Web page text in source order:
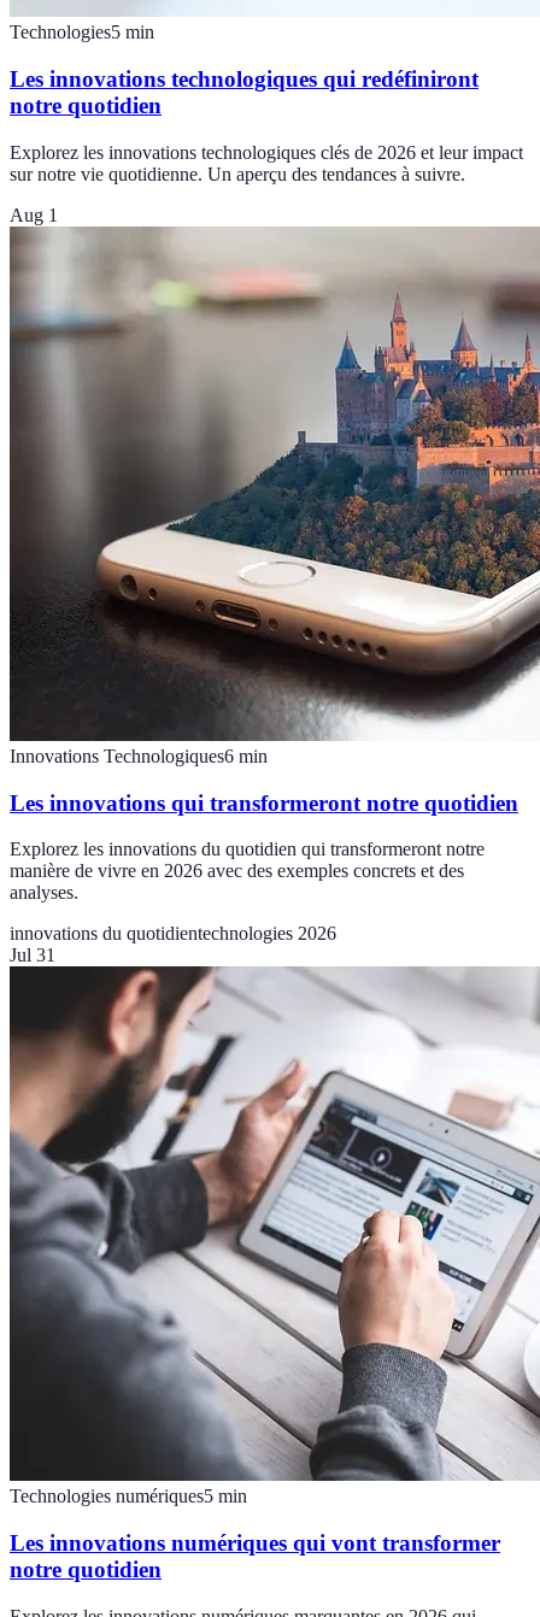
Technologies5 min
Les innovations technologiques qui redéfiniront
notre quotidien
Explorez les innovations technologiques clés de 2026 et leur impact
sur notre vie quotidienne. Un aperçu des tendances à suivre.
Aug 1
Innovations Technologiques6 min
Les innovations qui transformeront notre quotidien
Explorez les innovations du quotidien qui transformeront notre
manière de vivre en 2026 avec des exemples concrets et des
analyses.
innovations du quotidientechnologies 2026
Jul 31
Technologies numériques5 min
Les innovations numériques qui vont transformer
notre quotidien